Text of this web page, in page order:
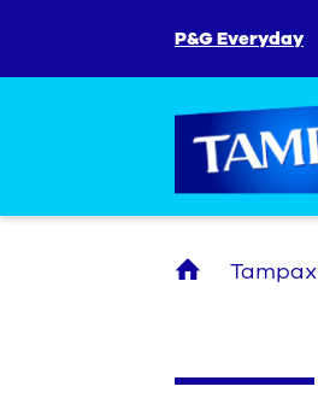
P&G Everyday
Tampax